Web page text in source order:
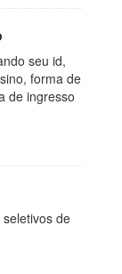
seu id,
forma de
de ingresso
de